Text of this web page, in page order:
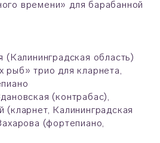
времени» для барабанной
(Калининградская область)
рыб» трио для кларнета,
(контрабас),
(кларнет, Калининградская
(фортепиано,